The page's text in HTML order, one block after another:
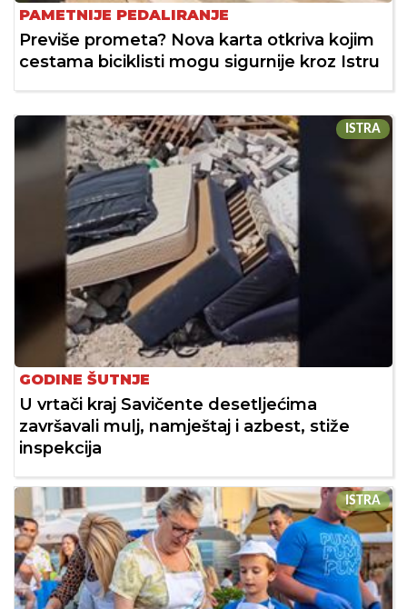
PAMETNIJE PEDALIRANJE
Previše prometa? Nova karta otkriva kojim
cestama biciklisti mogu sigurnije kroz Istru
ISTRA
GODINE ŠUTNJE
U vrtači kraj Savičente desetljećima
završavali mulj, namještaj i azbest, stiže
inspekcija
ISTRA